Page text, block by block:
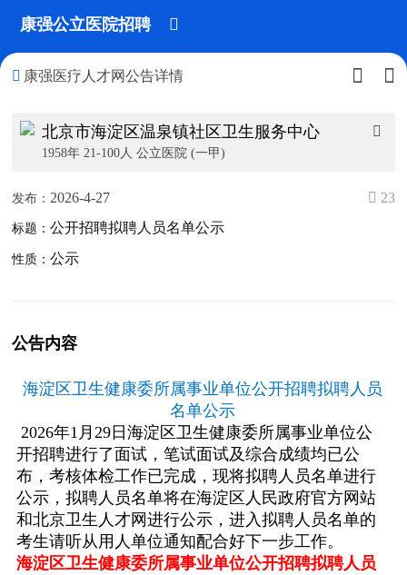
康强公立医院招聘 
 康强医疗人才网公告详情  
北京市海淀区温泉镇社区卫生服务中心
1958年 21-100人 公立医院 (一甲)

发布： 2026-4-27  23
标题：公开招聘拟聘人员名单公示
性质：公示
公告内容
海淀区卫生健康委所属事业单位公开招聘拟聘人员
名单公示
2026年1 月29 日海淀区卫生健康委所属事业单位公
开招聘进行了面试，笔试面试及综合成绩均已公
布，考核体检工作已完成，现将拟聘人员名单进行
公示，拟聘人员名单将在海淀区人民政府官方网站
和北京卫生人才网进行公示，进入拟聘人员名单的
考生请听从用人单位通知配合好下一步工作。
海淀区卫生健康委所属事业单位公开招聘拟聘人员